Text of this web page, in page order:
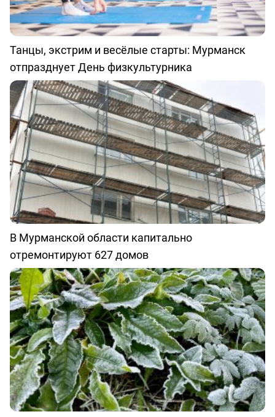
Танцы, экстрим и весёлые старты: Мурманск
отпразднует День физкультурника
В Мурманской области капитально
отремонтируют 627 домов